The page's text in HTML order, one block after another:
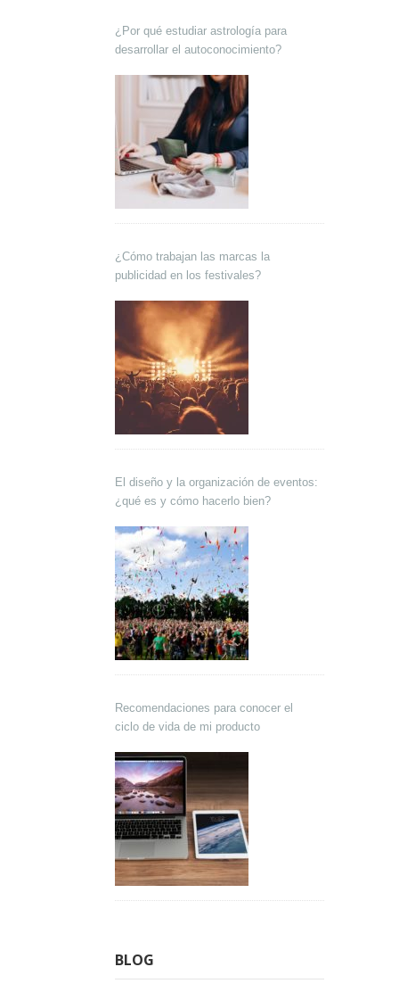
¿Por qué estudiar astrología para
desarrollar el autoconocimiento?
¿Cómo trabajan las marcas la
publicidad en los festivales?
El diseño y la organización de eventos:
¿qué es y cómo hacerlo bien?
Recomendaciones para conocer el
ciclo de vida de mi producto
BLOG